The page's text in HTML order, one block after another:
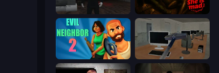
Case: Smile She is Mad
Evil Neighbor 2 Office Horror Story